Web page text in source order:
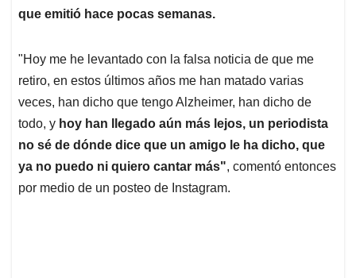
que emitió hace pocas semanas.
"Hoy me he levantado con la falsa noticia de que me
retiro, en estos últimos años me han matado varias
veces, han dicho que tengo Alzheimer, han dicho de
todo, y hoy han llegado aún más lejos, un periodista
no sé de dónde dice que un amigo le ha dicho, que
ya no puedo ni quiero cantar más", comentó entonces
por medio de un posteo de Instagram.